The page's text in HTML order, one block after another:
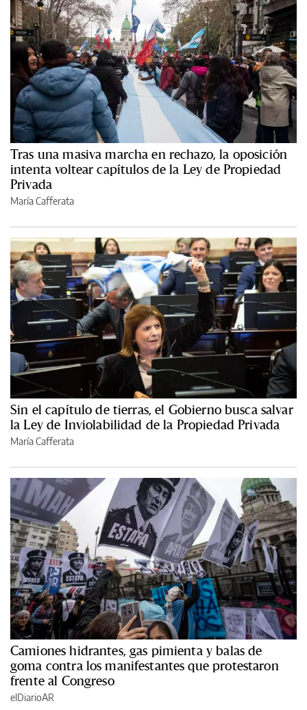
Tras una masiva marcha en rechazo, la oposición
intenta voltear capítulos de la Ley de Propiedad
Privada
María Cafferata
Sin el capítulo de tierras, el Gobierno busca salvar
la Ley de Inviolabilidad de la Propiedad Privada
María Cafferata
Camiones hidrantes, gas pimienta y balas de
goma contra los manifestantes que protestaron
frente al Congreso
elDiarioAR